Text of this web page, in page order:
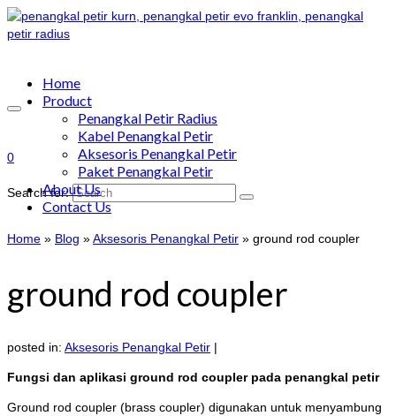
0
Search for:
Home
Product
Penangkal Petir Radius
Kabel Penangkal Petir
Aksesoris Penangkal Petir
Paket Penangkal Petir
About Us
Contact Us
Home » Blog »Aksesoris Penangkal Petir » ground rod coupler
ground rod coupler
posted in: Aksesoris Penangkal Petir |
Fungsi dan aplikasi ground rod coupler pada penangkal petir
Ground rod coupler (brass coupler) digunakan untuk menyambung